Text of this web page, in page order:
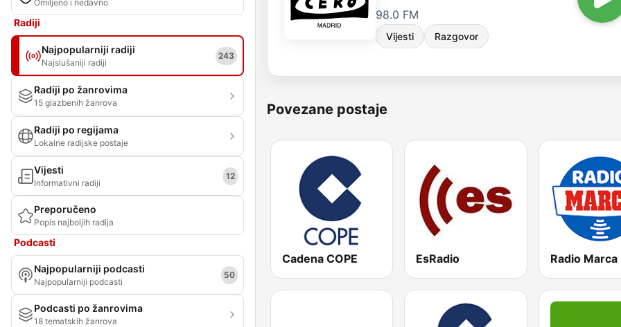
Omiljeno i nedavno
Radiji
Najpopularniji radiji
Najslušaniji radiji
243
Radiji po žanrovima
15 glazbenih žanrova
Radiji po regijama
Lokalne radijske postaje
Vijesti
Informativni radiji
12
Preporučeno
Popis najboljih radija
Podcasti
Najpopularniji podcasti
Najpopularniji podcasti
50
Podcasti po žanrovima
18 tematskih žanrova
98.0 FM
Vijesti Razgovor
Povezane postaje
Cadena COPE EsRadio